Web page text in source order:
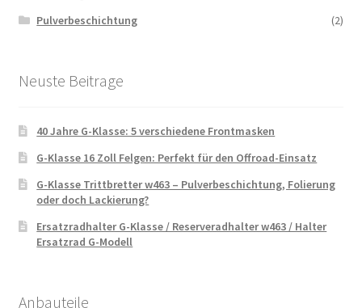
Pulverbeschichtung
(2)
Neuste Beitrage
40 Jahre G-Klasse: 5 verschiedene Frontmasken
G-Klasse 16 Zoll Felgen: Perfekt für den Offroad-Einsatz
G-Klasse Trittbretter w463 – Pulverbeschichtung, Folierung
oder doch Lackierung?
Ersatzradhalter G-Klasse / Reserveradhalter w463 / Halter
Ersatzrad G-Modell
Anbauteile